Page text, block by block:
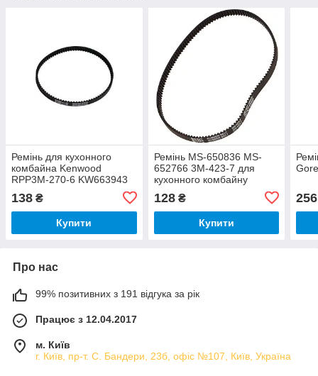
Ремінь для кухонного
комбайна Kenwood
RPP3M-270-6 KW663943
138 ₴
Купити
Ремінь MS-650836 MS-
652766 3M-423-7 для
кухонного комбайну
128₴
Купити
256
Про нас
99% позитивних з 191 відгука за рік
Працює з 12.04.2017
м. Київ
г. Київ, пр-т. С. Бандери, 23б, офіс №107, Київ, Україна